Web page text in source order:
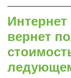
Интернет
вернет